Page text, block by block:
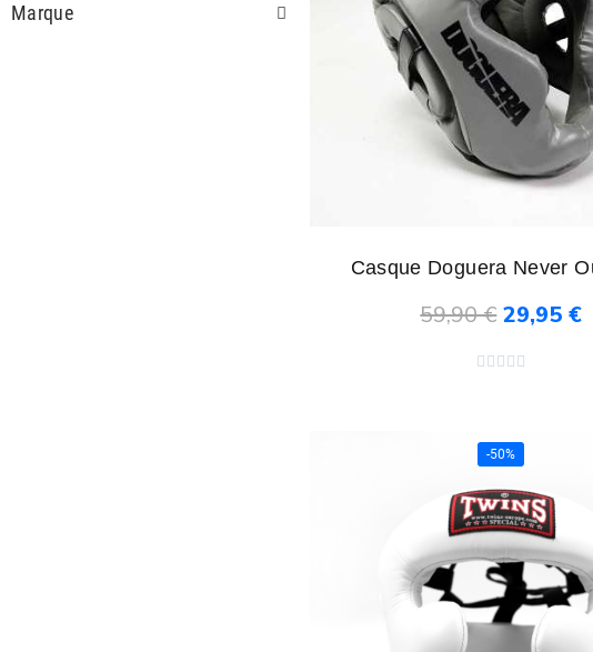
Marque
Casque Doguera Never
59,90 € 29,95 €
    
-50%